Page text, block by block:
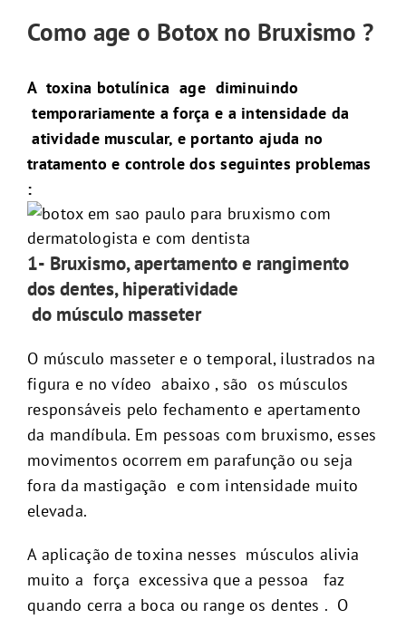
Como age o Botox no Bruxismo ?
A toxina botulínica age diminuindo
temporariamente a força e a intensidade da
atividade muscular, e portanto ajuda no
tratamento e controle dos seguintes problemas
:
1- Bruxismo, apertamento e rangimento
dos dentes, hiperatividade
do músculo masseter
O músculo masseter e o temporal, ilustrados na
figura e no vídeo abaixo , são os músculos
responsáveis pelo fechamento e apertamento
da mandíbula. Em pessoas com bruxismo, esses
movimentos ocorrem em parafunção ou seja
fora da mastigação e com intensidade muito
elevada.
A aplicação de toxina nesses músculos alivia
muito a força excessiva que a pessoa faz
quando cerra a boca ou range os dentes . O